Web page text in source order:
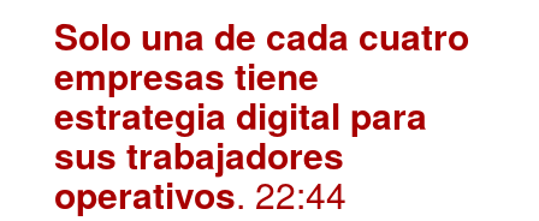
Solo una de cada cuatro
empresas tiene
estrategia digital para
sus trabajadores
operativos. 22:44